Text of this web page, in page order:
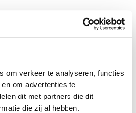
om verkeer te analyseren, functies
om advertenties te
dit met partners die dit
die zij al hebben.
toe om je kansen te
Upload cv